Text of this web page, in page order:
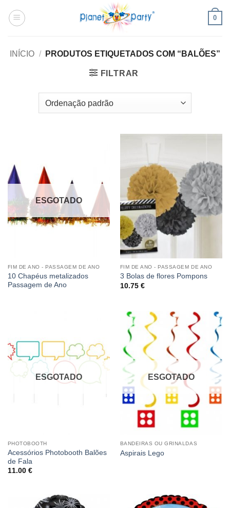
0
INÍCIO / PRODUTOS ETIQUETADOS COM “BALÕES”
FILTRAR
ESGOTADO
FIM DE ANO - PASSAGEM DE ANO
10 Chapéus metalizados
Passagem de Ano
FIM DE ANO - PASSAGEM DE ANO
3 Bolas de flores Pompons
10.75 €
ESGOTADO
PHOTOBOOTH
Acessórios Photobooth Balões
de Fala
11.00 €
ESGOTADO
BANDEIRAS OU GRINALDAS
Aspirais Lego